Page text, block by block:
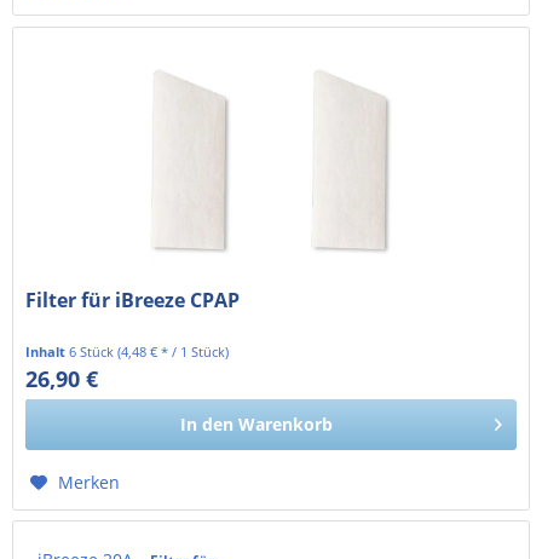
Filter für iBreeze CPAP
Inhalt6 Stück(4,48 € * / 1 Stück)
26,90 €
22,61 € exkl. MwSt.
In den Warenkorb
Merken